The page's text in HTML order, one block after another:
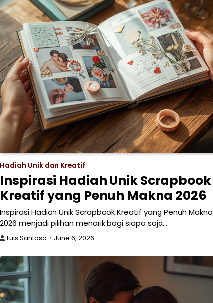
Hadiah Unik dan Kreatif
Inspirasi Hadiah Unik Scrapbook
Kreatif yang Penuh Makna 2026
Inspirasi Hadiah Unik Scrapbook Kreatif yang Penuh Makna
2026 menjadi pilihan menarik bagi siapa saja…
Luis Santoso June 6, 2026